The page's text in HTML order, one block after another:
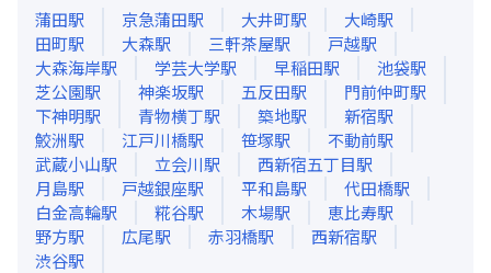
蒲田駅 京急蒲田駅 大井町駅 大崎駅
田町駅 大森駅 三軒茶屋駅 戸越駅
大森海岸駅 学芸大学駅 早稲田駅 池袋駅
芝公園駅 神楽坂駅 五反田駅 門前仲町駅
下神明駅 青物横丁駅 築地駅 新宿駅
鮫洲駅 江戸川橋駅 笹塚駅 不動前駅
武蔵小山駅 立会川駅 西新宿五丁目駅
月島駅 戸越銀座駅 平和島駅 代田橋駅
白金高輪駅 糀谷駅 木場駅 恵比寿駅
野方駅 広尾駅 赤羽橋駅 西新宿駅
渋谷駅